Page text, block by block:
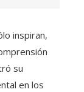
inspiran,
su
en los